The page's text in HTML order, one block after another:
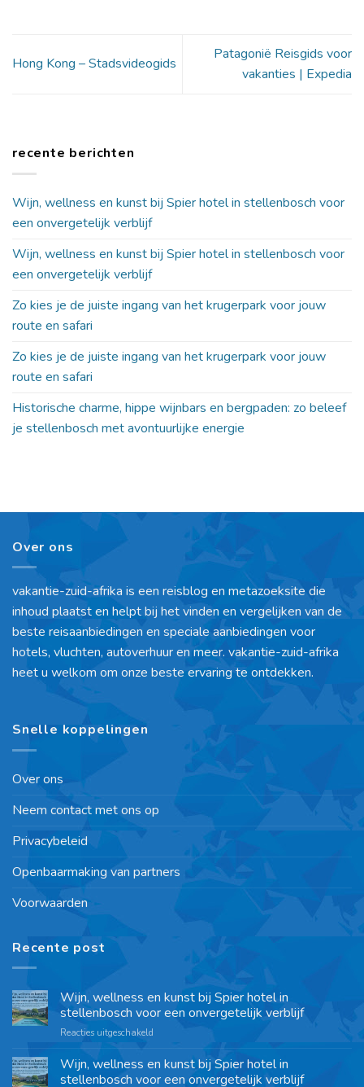
Hong Kong – Stadsvideogids
Patagonië Reisgids voor
vakanties | Expedia
recente berichten
Wijn, wellness en kunst bij Spier hotel in stellenbosch voor
een onvergetelijk verblijf
Wijn, wellness en kunst bij Spier hotel in stellenbosch voor
een onvergetelijk verblijf
Zo kies je de juiste ingang van het krugerpark voor jouw
route en safari
Zo kies je de juiste ingang van het krugerpark voor jouw
route en safari
Historische charme, hippe wijnbars en bergpaden: zo beleef
je stellenbosch met avontuurlijke energie
Over ons
vakantie-zuid-afrika is een reisblog en metazoeksite die
inhoud plaatst en helpt bij het vinden en vergelijken van de
beste reisaanbiedingen en speciale aanbiedingen voor
hotels, vluchten, autoverhuur en meer. vakantie-zuid-afrika
heet u welkom om onze beste ervaring te ontdekken.
Snelle koppelingen
Over ons
Neem contact met ons op
Privacybeleid
Openbaarmaking van partners
Voorwaarden
Recente post
Wijn, wellness en kunst bij Spier hotel in
stellenbosch voor een onvergetelijk verblijf
Reacties uitgeschakeld
Wijn, wellness en kunst bij Spier hotel in
stellenbosch voor een onvergetelijk verblijf